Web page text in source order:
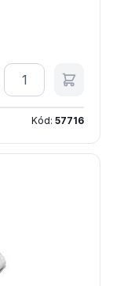
Množstvo
Kód: 57716